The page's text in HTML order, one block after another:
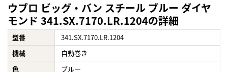
ウブロ ビッグ・バン スチール ブルー ダイヤ
モンド 341.SX.7170.LR.1204の詳細
型番
341.SX.7170.LR.1204
機械
自動巻き
色
ブルー